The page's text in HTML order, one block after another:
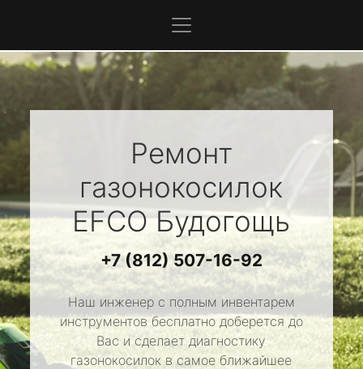
Ремонт
газонокосилок
EFCOБудогощь
+7 (812) 507-16-92
Наш инженер с полным инвентарем
инструментов бесплатно доберется до
Вас и сделает диагностику
газонокосилок в самое ближайшее